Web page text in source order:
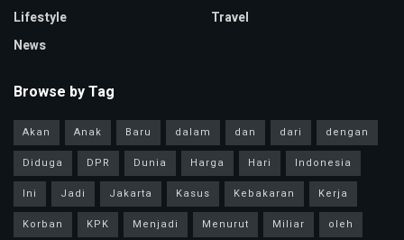
Lifestyle
News
Travel
Browse by Tag
Akan Anak Baru dalam dan dari
dengan
Diduga
DPR Dunia Harga Hari
Indonesia
Ini
Jadi Jakarta Kasus Kebakaran
Kerja
Korban
KPK Menjadi Menurut Miliar
oleh